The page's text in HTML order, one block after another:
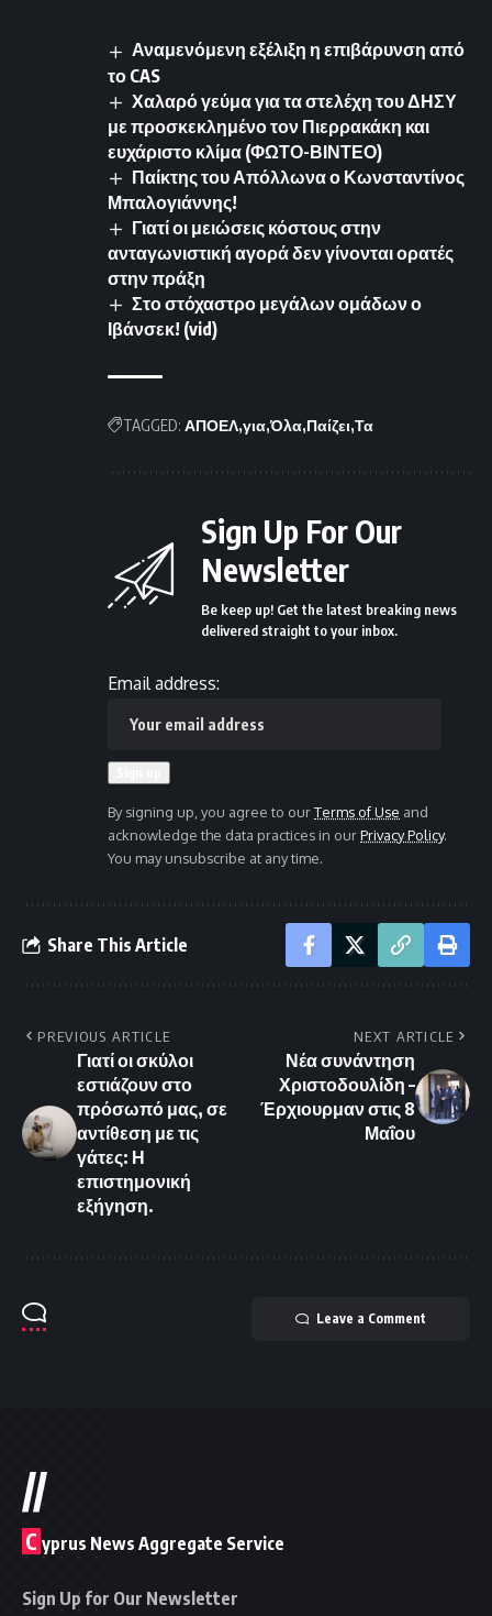
Αναμενόμενη εξέλιξη η επιβάρυνση από
το CAS
Χαλαρό γεύμα για τα στελέχη του ΔΗΣΥ
με προσκεκλημένο τον Πιερρακάκη και
ευχάριστο κλίμα (ΦΩΤΟ-ΒΙΝΤΕΟ)
Παίκτης του Απόλλωνα ο Κωνσταντίνος
Μπαλογιάννης!
Γιατί οι μειώσεις κόστους στην
ανταγωνιστική αγορά δεν γίνονται ορατές
στην πράξη
Στο στόχαστρο μεγάλων ομάδων ο
Ιβάνσεκ! (vid)
TAGGED: ΑΠΟΕΛ για Όλα Παίζει Τα
Sign Up For Our
Newsletter
Be keep up! Get the latest breaking news
delivered straight to your inbox.
Email address:
By signing up, you agree to ourTerms of Use and
acknowledge the data practices in ourPrivacy Policy.
You may unsubscribe at any time.
Share This Article
PREVIOUS ARTICLE
Γιατί οι σκύλοι
εστιάζουν στο
πρόσωπό μας, σε
αντίθεση με τις
γάτες: Η
επιστημονική
εξήγηση.
NEXT ARTICLE
Νέα συνάντηση
Χριστοδουλίδη –
Έρχιουρμαν στις 8
Μαΐου
Leave a Comment
//
C yprus News Aggregate Service
Sign Up for Our Newsletter